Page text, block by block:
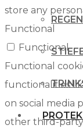
store any
Functional
Functional
Functional
functionalities
on social media
other third-